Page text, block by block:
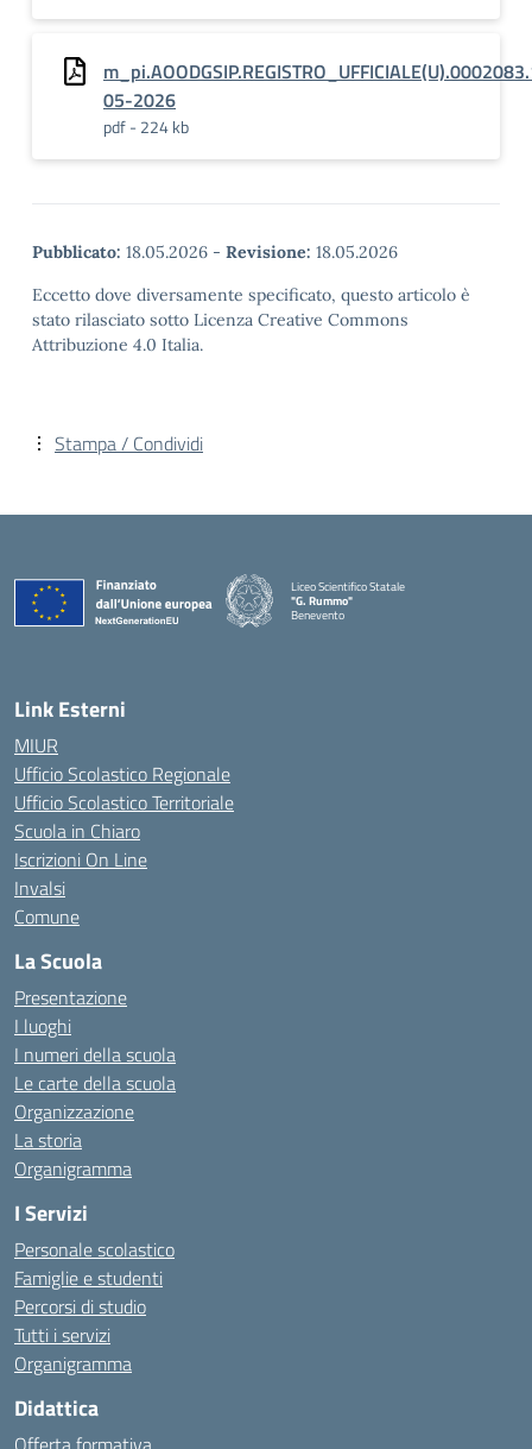
05-2026
pdf - 224 kb
Pubblicato: 18.05.2026 - Revisione: 18.05.2026
Eccetto dove diversamente specificato, questo articolo è
stato rilasciato sotto Licenza Creative Commons
Attribuzione 4.0 Italia.
Stampa / Condividi
Liceo Scientifico Statale
"G. Rummo"
Benevento
Link Esterni
MIUR
Ufficio Scolastico Regionale
Ufficio Scolastico Territoriale
Scuola in Chiaro
Iscrizioni On Line
Invalsi
Comune
La Scuola
Presentazione
I luoghi
I numeri della scuola
Le carte della scuola
Organizzazione
La storia
Organigramma
I Servizi
Personale scolastico
Famiglie e studenti
Percorsi di studio
Tutti i servizi
Organigramma
Didattica